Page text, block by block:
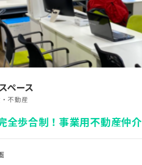
ペース
不動産
全歩合制！事業用不動産仲介